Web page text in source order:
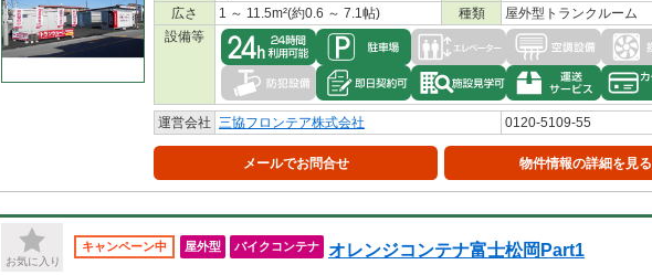
広さ 1 ～ 11.5m²(約0.6 ～ 7.1帖) 種類
屋外型トランクルーム
設備等
運営会社 三協フロンテア株式会社 0120-5109-55
メールでお問合せ 物件情報の詳細を見る
お気に入り
キャンペーン中 屋外型 バイクコンテナ オレンジコンテナ富士松岡Part1